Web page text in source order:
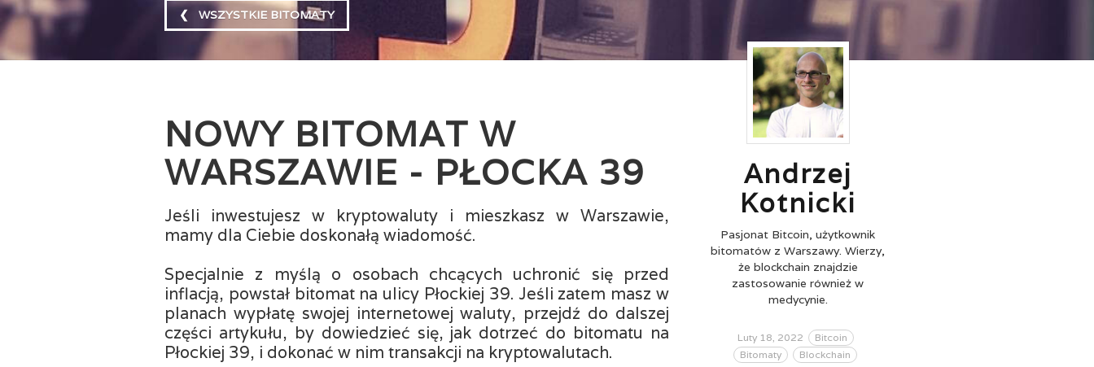
❮ WSZYSTKIE BITOMATY
NOWY BITOMAT W
WARSZAWIE - PŁOCKA 39
Jeśli inwestujesz w kryptowaluty i mieszkasz w Warszawie,
mamy dla Ciebie doskonałą wiadomość.
Specjalnie z myślą o osobach chcących uchronić się przed
inflacją, powstał bitomat na ulicy Płockiej 39. Jeśli zatem masz w
planach wypłatę swojej internetowej waluty, przejdź do dalszej
części artykułu, by dowiedzieć się, jak dotrzeć do bitomatu na
Płockiej 39, i dokonać w nim transakcji na kryptowalutach.
Andrzej
Kotnicki
Pasjonat Bitcoin, użytkownik
bitomatów z Warszawy. Wierzy,
że blockchain znajdzie
zastosowanie również w
medycynie.
Luty 18, 2022
Bitcoin
Bitomaty
Blockchain